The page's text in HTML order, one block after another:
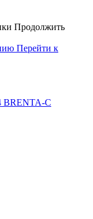
Продолжить
Перейти к
BRENTA-C